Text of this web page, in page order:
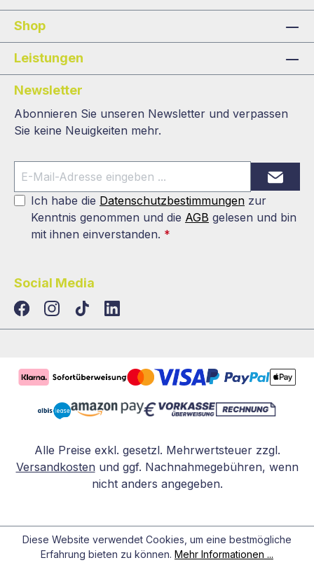
Shop
Leistungen
Newsletter
Abonnieren Sie unseren Newsletter und verpassen
Sie keine Neuigkeiten mehr.
Ich habe die Datenschutzbestimmungen zur
Kenntnis genommen und die AGB gelesen und bin
mit ihnen einverstanden. *
Social Media
TikTokLinkedIn
Alle Preise exkl. gesetzl. Mehrwertsteuer zzgl.
Versandkosten und ggf. Nachnahmegebühren, wenn
nicht anders angegeben.
Diese Website verwendet Cookies, um eine bestmögliche
Erfahrung bieten zu können. Mehr Informationen ...